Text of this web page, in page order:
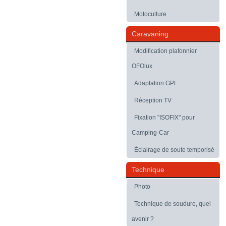
Motoculture
Caravaning
Modification plafonnier
OFOlux
Adaptation GPL
Réception TV
Fixation "ISOFIX" pour
Camping-Car
Éclairage de soute temporisé
Technique
Photo
Technique de soudure, quel
avenir ?